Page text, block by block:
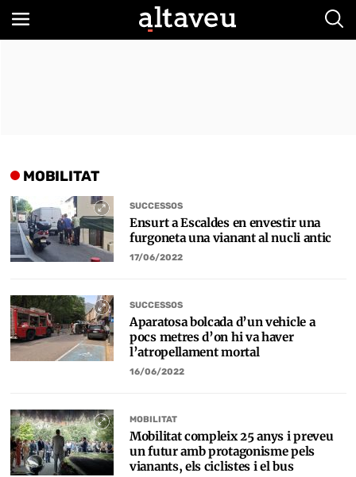
MOBILITAT
SUCCESSOS
Ensurt a Escaldes en envestir una
furgoneta una vianant al nucli antic
17/06/2022
SUCCESSOS
Aparatosa bolcada d’un vehicle a
pocs metres d’on hi va haver
l’atropellament mortal
16/06/2022
MOBILITAT
Mobilitat compleix 25 anys i preveu
un futur amb protagonisme pels
vianants, els ciclistes i el bus